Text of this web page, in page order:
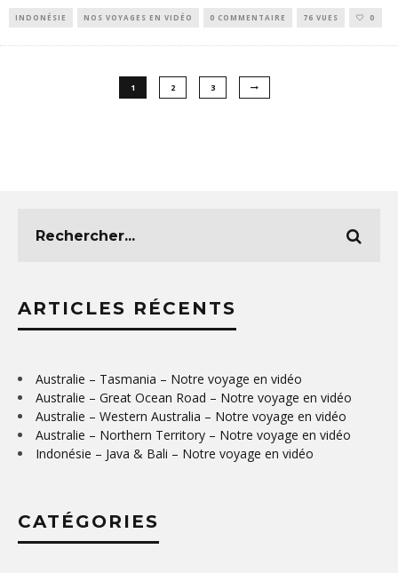
INDONÉSIE NOS VOYAGES EN VIDÉO 0 COMMENTAIRE 76 VUES 0
1 2 3
ARTICLES RÉCENTS
Australie – Tasmania – Notre voyage en vidéo
Australie – Great Ocean Road – Notre voyage en vidéo
Australie – Western Australia – Notre voyage en vidéo
Australie – Northern Territory – Notre voyage en vidéo
Indonésie – Java & Bali – Notre voyage en vidéo
CATÉGORIES